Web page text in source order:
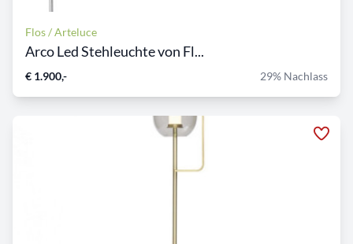
Flos / Arteluce
Arco Led Stehleuchte von Fl...
€ 1.900,- 29% Nachlass